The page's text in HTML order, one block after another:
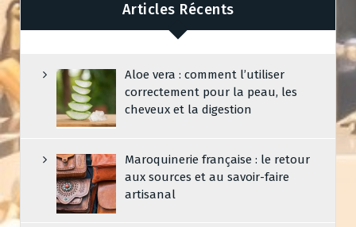
Articles Récents
Aloe vera : comment l’utiliser
correctement pour la peau, les
cheveux et la digestion
Maroquinerie française : le retour
aux sources et au savoir-faire
artisanal